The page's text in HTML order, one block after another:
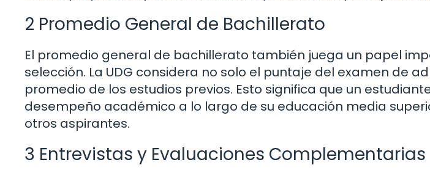
2 Promedio General de Bachillerato
El promedio general de bachillerato también juega un papel
selección. La UDG considera no solo el puntaje del examen de
promedio de los estudios previos. Esto significa que un
desempeño académico a lo largo de su educación media
otros aspirantes.
3 Entrevistas y Evaluaciones Complementarias